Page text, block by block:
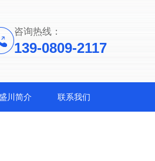
咨询热线：
139-0809-2117
川简介 联系我们